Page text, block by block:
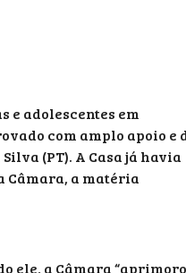
e adolescentes em
com amplo apoio e
(PT). A Casa já havia
Câmara, a matéria
ele, a Câmara